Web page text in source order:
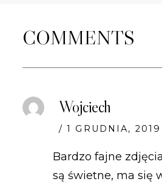
COMMENTS
Wojciech
1 GRUDNIA,
Bardzo fajne
są świetne, ma się